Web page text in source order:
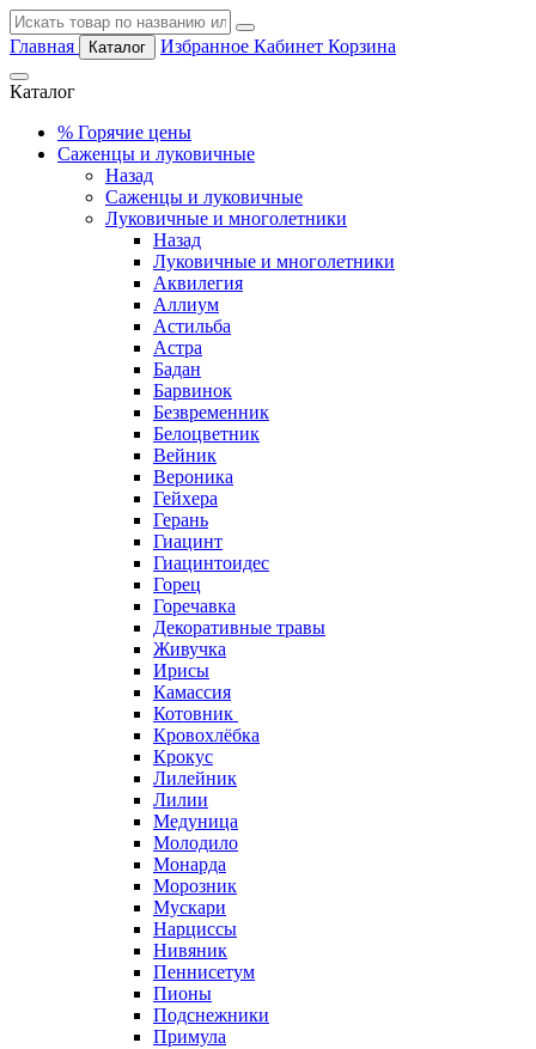
Главная Каталог Избранное Кабинет Корзина
Каталог
% Горячие цены
Саженцы и луковичные
Назад
Саженцы и луковичные
Луковичные и многолетники
Назад
Луковичные и многолетники
Аквилегия
Аллиум
Астильба
Астра
Бадан
Барвинок
Безвременник
Белоцветник
Вейник
Вероника
Гейхера
Герань
Гиацинт
Гиацинтоидес
Горец
Горечавка
Декоративные травы
Живучка
Ирисы
Камассия
Котовник
Кровохлёбка
Крокус
Лилейник
Лилии
Медуница
Молодило
Монарда
Морозник
Мускари
Нарциссы
Нивяник
Пеннисетум
Пионы
Подснежники
Примула